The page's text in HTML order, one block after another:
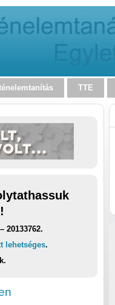
TTE
20133762.
lehetséges.